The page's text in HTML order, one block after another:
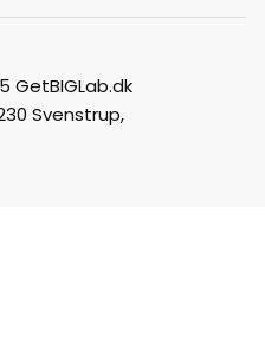
GetBIGLab.dk
Svenstrup,